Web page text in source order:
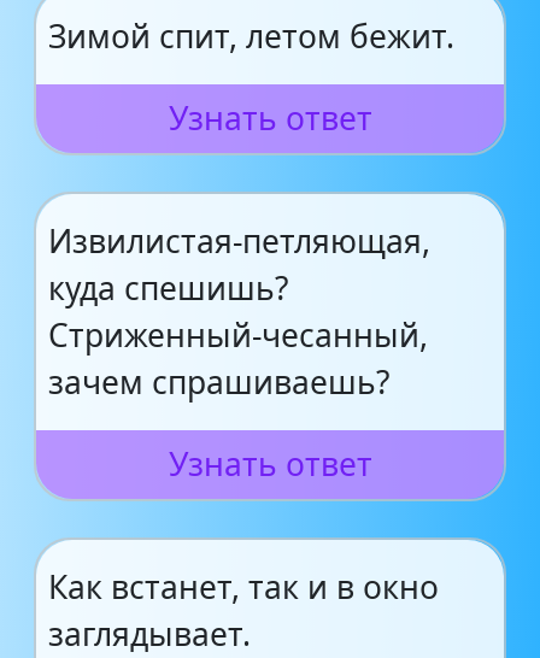
Зимой спит, летом бежит.
Узнать ответ
Извилистая-петляющая,
куда спешишь?
Стриженный-че­санный,
зачем спрашиваешь?
Узнать ответ
Как встанет, так и в окно
заглядывает.